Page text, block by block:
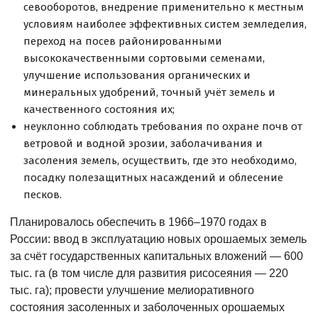
севооборотов, внедрение применительно к местным
условиям наиболее эффективных систем земледелия,
переход на посев районированными
высококачественными сортовыми семенами,
улучшение использования органических и
минеральных удобрений, точный учёт земель и
качественного состояния их;
неуклонно соблюдать требования по охране почв от
ветровой и водной эрозии, заболачивания и
засоления земель, осуществить, где это необходимо,
посадку полезащитных насаждений и облесение
песков.
Планировалось обеспечить в 1966–1970 годах в
России: ввод в эксплуатацию новых орошаемых земель
за счёт государственных капитальных вложений — 600
тыс. га (в том числе для развития рисосеяния — 220
тыс. га); провести улучшение мелиоративного
состояния засоленных и заболоченных орошаемых